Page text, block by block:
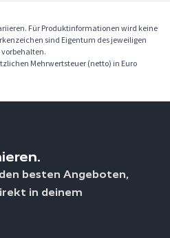
Für Produktinformationen wird keine
sind Eigentum des jeweiligen
Mehrwertsteuer (netto) in Euro
besten Angeboten,
in deinem